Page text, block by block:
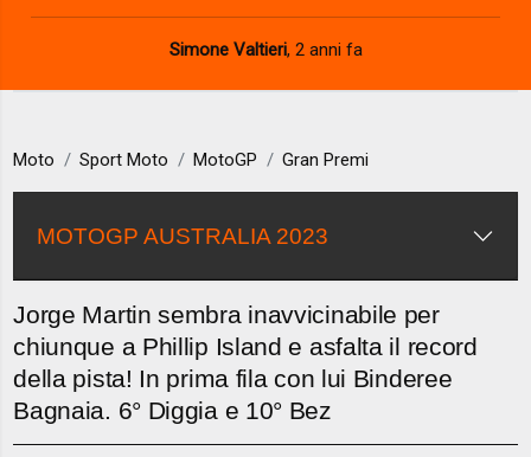
Simone Valtieri, 2 anni fa
Moto Sport Moto MotoGP Gran Premi
MOTOGP AUSTRALIA 2023
Jorge Martin sembra inavvicinabile per
chiunque a Phillip Island e asfalta il record
della pista! In prima fila con lui Binderee
Bagnaia. 6° Diggia e 10° Bez